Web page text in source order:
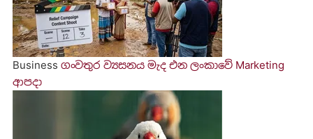
Business ගංවතුර ව්‍යසනය මැද එන ලංකාවේ Marketing
ආපදා